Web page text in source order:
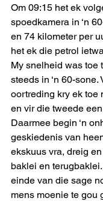
Om 09:15 het ek
spoedkamera in ‘n
en 74 kilometer per
het ek die petrol
My snelheid was toe
steeds in ‘n 60-sone.
oortreding kry ek toe
en vir die tweede
Daarmee begin ‘n
geskiedenis van
ekskuus vra, dreig
baklei en
einde van die sage
mens moenie te gou